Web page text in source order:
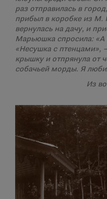
раз отправилась в
прибыл в коробке из М.
вернулась на дачу, и
Марьюшка спросила: «А
«Несушка с птенцами»,
крышку и отпрянула от
собачьей морды. Я
Из